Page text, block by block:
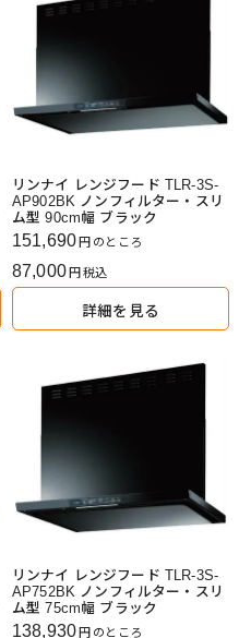
リンナイ レンジフード TLR-3S-
AP902BK ノンフィルター・スリ
ム型 90cm幅 ブラック
151,690 のところ
87,000 税込
詳細を見る
リンナイ レンジフード TLR-3S-
AP752BK ノンフィルター・スリ
ム型 75cm幅 ブラック
138,930 のところ